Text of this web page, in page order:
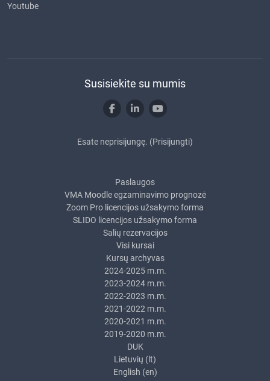
Youtube
Susisiekite su mumis
Esate neprisijungę. (Prisijungti)
Paslaugos
VMA Moodle egzaminavimo prognozė
Zoom Pro licencijos užsakymo forma
SLIDO licencijos užsakymo forma
Salių rezervacijos
Visi kursai
Kursų archyvas
2024-2025 m.m.
2023-2024 m.m.
2022-2023 m.m.
2021-2022 m.m.
2020-2021 m.m.
2019-2020 m.m.
DUK
Lietuvių ‎(lt)‎
English ‎(en)‎